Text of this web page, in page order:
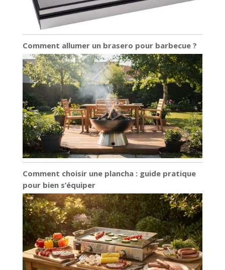
Comment allumer un brasero pour barbecue ?
Comment choisir une plancha : guide pratique
pour bien s’équiper